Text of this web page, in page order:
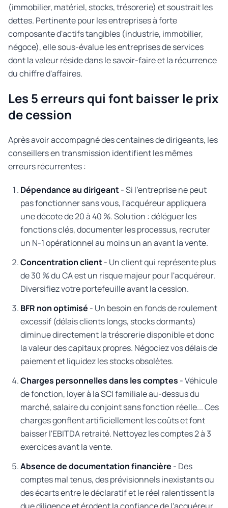
(immobilier, matériel, stocks, trésorerie) et soustrait les
dettes. Pertinente pour les entreprises à forte
composante d'actifs tangibles (industrie, immobilier,
négoce), elle sous-évalue les entreprises de services
dont la valeur réside dans le savoir-faire et la récurrence
du chiffre d'affaires.
Les 5 erreurs qui font baisser le prix
de cession
Après avoir accompagné des centaines de dirigeants, les
conseillers en transmission identifient les mêmes
erreurs récurrentes :
Dépendance au dirigeant- Si l'entreprise ne peut
pas fonctionner sans vous, l'acquéreur appliquera
une décote de 20 à 40 %. Solution : déléguer les
fonctions clés, documenter les processus, recruter
un N-1 opérationnel au moins un an avant la vente.
Concentration client- Un client qui représente plus
de 30 % du CA est un risque majeur pour l'acquéreur.
Diversifiez votre portefeuille avant la cession.
BFR non optimisé - Un besoin en fonds de roulement
excessif (délais clients longs, stocks dormants)
diminue directement la trésorerie disponible et donc
la valeur des capitaux propres. Négociez vos délais de
paiement et liquidez les stocks obsolètes.
Charges personnelles dans les comptes - Véhicule
de fonction, loyer à la SCI familiale au-dessus du
marché, salaire du conjoint sans fonction réelle... Ces
charges gonflent artificiellement les coûts et font
baisser l'EBITDA retraité. Nettoyez les comptes 2 à 3
exercices avant la vente.
Absence de documentation financière - Des
comptes mal tenus, des prévisionnels inexistants ou
des écarts entre le déclaratif et le réel ralentissent la